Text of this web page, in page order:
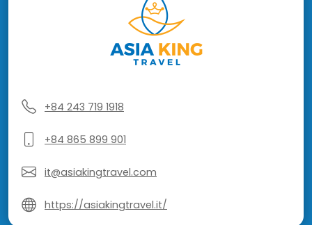
+84 243 719 1918
+84 865 899 901
it@asiakingtravel.com
https://asiakingtravel.it/